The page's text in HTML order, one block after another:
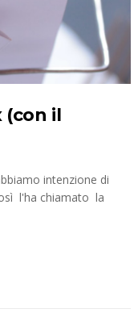
(con il
intenzione di
l'ha chiamato la